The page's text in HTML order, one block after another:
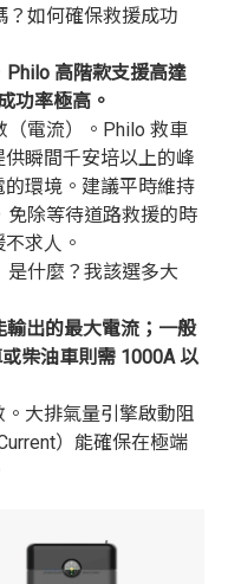
？如何確保救援成功
高階款支援高達
功率極高。
（電流）。Philo 救車
瞬間千安培以上的峰
環境。建議平時維持
免除等待道路救援的時
求人。
是什麼？我該選多大
出的最大電流；一般
柴油車則需 1000A 以
大排氣量引擎啟動阻
）能確保在極端